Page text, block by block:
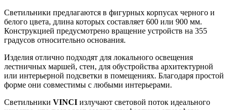
Светильники предлагаются в фигурных корпусах черного и
белого цвета, длина которых составляет 600 или 900 мм.
Конструкцией предусмотрено вращение устройств на 355
градусов относительно основания.
Изделия отлично подходят для локального освещения
лестничных маршей, стен, для обустройства архитектурной
или интерьерной подсветки в помещениях. Благодаря простой
форме они совместимы с любыми интерьерами.
Светильники VINCI излучают световой поток идеального